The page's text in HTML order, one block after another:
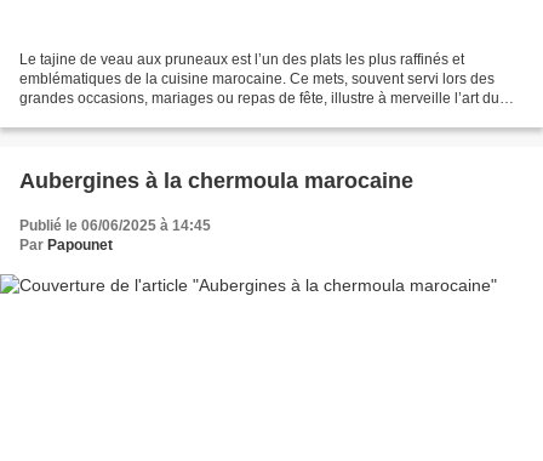
Le tajine de veau aux pruneaux est l’un des plats les plus raffinés et
emblématiques de la cuisine marocaine. Ce mets, souvent servi lors des
grandes occasions, mariages ou repas de fête, illustre à merveille l’art du
Aubergines à la chermoula marocaine
Publié le 06/06/2025 à 14:45
Par Papounet